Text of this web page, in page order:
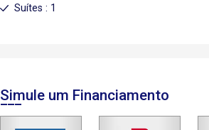
Suítes : 1
Simule um Financiamento